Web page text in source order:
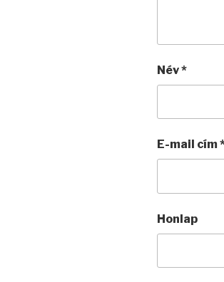
Név*
E-mail cím
Honlap